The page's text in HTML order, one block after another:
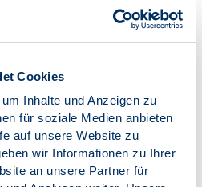
Cookies
Inhalte und Anzeigen zu
für soziale Medien anbieten
auf unsere Website zu
wir Informationen zu Ihrer
an unsere Partner für
kostenloses
erstellen zu lassen. Die
Rahmen des Projektes
dokumentiert, sondern
‚Digitale Kompetenzen von
um den
abschätzen zu